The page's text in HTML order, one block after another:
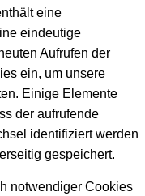
eine
eindeutige
Aufrufen der
ein, um unsere
Einige Elemente
der aufrufende
identifiziert werden
gespeichert.
notwendiger Cookies